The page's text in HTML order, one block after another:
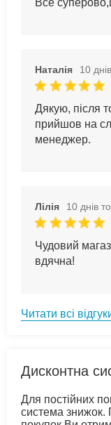
Все
Наталія 10
Дякую, після
прийшов на
менеджер.
Лілія 10 днів
Чудовий
вдячна!
Читати всі
Дисконтна
Для постійних
система знижок.